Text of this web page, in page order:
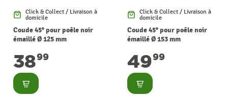
Click & Collect / Livraison à
domicile
Coude 45° pour poêle noir
émaillé Ø 125 mm
3899
Consulter
Click & Collect / Livraison à
domicile
Coude 45° pour poêle noir
émaillé Ø 153 mm
4999
Consulter